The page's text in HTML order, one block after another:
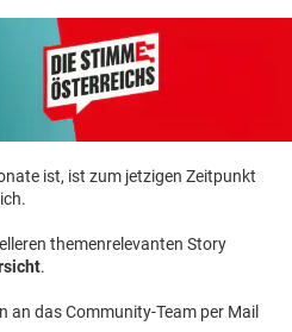
ist, ist zum jetzigen Zeitpunkt
themenrelevanten Story
.
an das Community-Team per Mail